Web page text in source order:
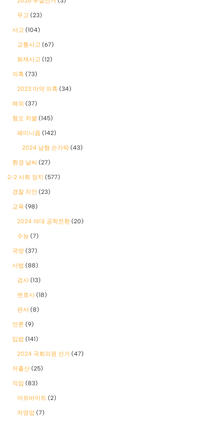
무고 (23)
사고 (104)
교통사고 (67)
화재사고 (12)
의혹 (73)
2023 마약 의혹 (34)
해외 (37)
혐오 차별 (145)
폐미니즘 (142)
2024 남혐 손가락 (43)
환경 날씨 (27)
2-2 사회 정치 (577)
경찰 치안 (23)
교육 (98)
2024 여대 공학전환 (20)
수능 (7)
국방 (37)
사법 (88)
검사 (13)
변호사 (18)
판사 (8)
언론 (9)
입법 (141)
2024 국회의원 선거 (47)
저출산 (25)
직업 (83)
아르바이트 (2)
자영업 (7)